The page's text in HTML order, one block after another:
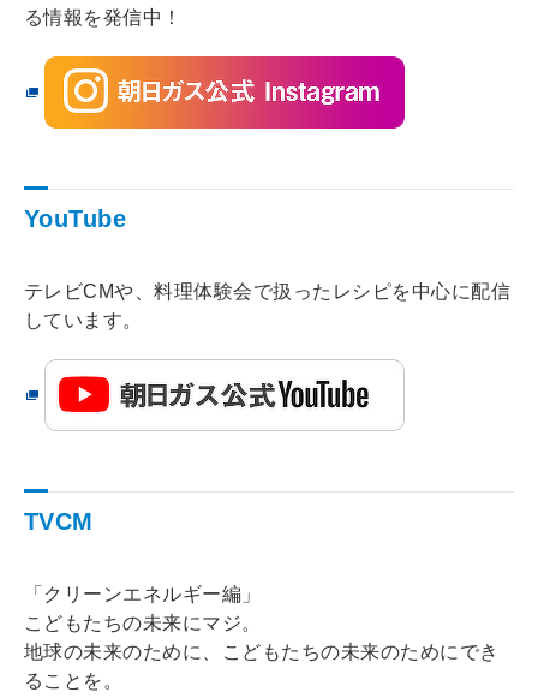
る情報を発信中！
YouTube
テレビCMや、料理体験会で扱ったレシピを中心に配信
しています。
TVCM
「クリーンエネルギー編」
こどもたちの未来にマジ。
地球の未来のために、こどもたちの未来のためにでき
ることを。